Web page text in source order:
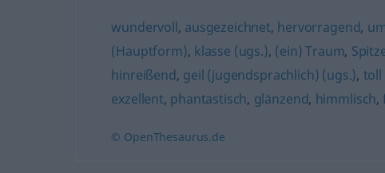
wundervoll, ausgezeichnet, hervorragend,
(Hauptform), klasse (ugs.), (ein) Traum,
hinreißend, geil (jugendsprachlich) (ugs.), toll
exzellent, phantastisch, glänzend, himmlisch,
© OpenThesaurus.de